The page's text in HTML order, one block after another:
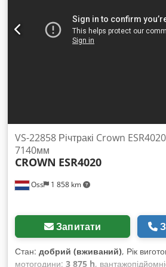
Oss 1 858 km
VS-22858 Річтракі Crown ESR4020
7140мм
CROWN ESR4020
Запитати
Стан: добрий (вживаний), Рік
мотогодини: 3 875 h,